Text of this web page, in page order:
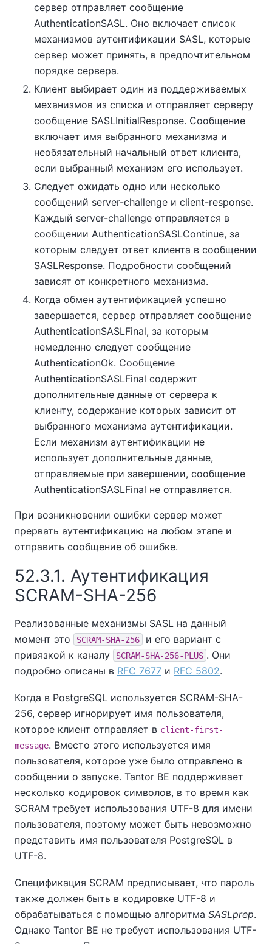
сервер отправляет сообщение
AuthenticationSASL. Оно включает список
механизмов аутентификации SASL, которые
сервер может принять, в предпочтительном
порядке сервера.
Клиент выбирает один из поддерживаемых
механизмов из списка и отправляет серверу
сообщение SASLInitialResponse. Сообщение
включает имя выбранного механизма и
необязательный начальный ответ клиента,
если выбранный механизм его использует.
Следует ожидать одно или несколько
сообщений server-challenge и client-response.
Каждый server-challenge отправляется в
сообщении AuthenticationSASLContinue, за
которым следует ответ клиента в сообщении
SASLResponse. Подробности сообщений
зависят от конкретного механизма.
Когда обмен аутентификацией успешно
завершается, сервер отправляет сообщение
AuthenticationSASLFinal, за которым
немедленно следует сообщение
AuthenticationOk. Сообщение
AuthenticationSASLFinal содержит
дополнительные данные от сервера к
клиенту, содержание которых зависит от
выбранного механизма аутентификации.
Если механизм аутентификации не
использует дополнительные данные,
отправляемые при завершении, сообщение
AuthenticationSASLFinal не отправляется.
При возникновении ошибки сервер может
прервать аутентификацию на любом этапе и
отправить сообщение об ошибке.
52.3.1. Аутентификация
SCRAM-SHA-256
Реализованные механизмы SASL на данный
момент это
SCRAM-SHA-256
и его вариант с
привязкой к каналу
SCRAM-SHA-256-PLUS . Они
подробно описаны в RFC 7677 и RFC 5802.
Когда в PostgreSQL используется SCRAM-SHA-
256, сервер игнорирует имя пользователя,
которое клиент отправляет в client-first-
message. Вместо этого используется имя
пользователя, которое уже было отправлено в
сообщении о запуске. Tantor BE поддерживает
несколько кодировок символов, в то время как
SCRAM требует использования UTF-8 для имени
пользователя, поэтому может быть невозможно
представить имя пользователя PostgreSQL в
UTF-8.
Спецификация SCRAM предписывает, что пароль
также должен быть в кодировке UTF-8 и
обрабатываться с помощью алгоритма SASLprep.
Однако Tantor BE не требует использования UTF-